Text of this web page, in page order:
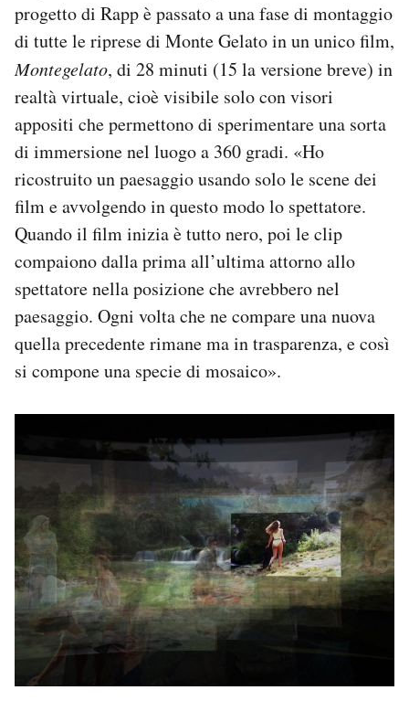
progetto di Rapp è passato a una fase di montaggio
di tutte le riprese di Monte Gelato in un unico film,
Montegelato, di 28 minuti (15 la versione breve) in
realtà virtuale, cioè visibile solo con visori
appositi che permettono di sperimentare una sorta
di immersione nel luogo a 360 gradi. «Ho
ricostruito un paesaggio usando solo le scene dei
film e avvolgendo in questo modo lo spettatore.
Quando il film inizia è tutto nero, poi le clip
compaiono dalla prima all’ultima attorno allo
spettatore nella posizione che avrebbero nel
paesaggio. Ogni volta che ne compare una nuova
quella precedente rimane ma in trasparenza, e così
si compone una specie di mosaico».